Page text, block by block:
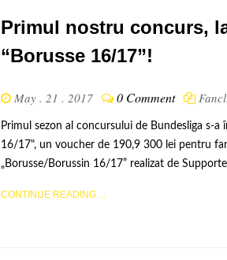
Primul nostru concurs,
“Borusse 16/17”!
May . 21 . 2017 0 Comment
Primul sezon al concursului de Bundesliga s-
16/17", un voucher de 190,9 300 lei pentru
„Borusse/Borussin 16/17” realizat de
CONTINUE READING ...